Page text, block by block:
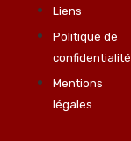
Liens
Politique de
confidentialité
Mentions
légales